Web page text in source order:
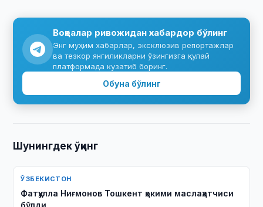
Воқеалар ривожидан хабардор бўлинг
Энг муҳим хабарлар, эксклюзив репортажлар
ва тезкор янгиликларни ўзингизга қулай
платформада кузатиб боринг.
Обуна бўлинг
Шунингдек ўқинг
ЎЗБЕКИСТОН
Фатҳулла Ниғмонов Тошкент ҳокими маслаҳатчиси
бўлди